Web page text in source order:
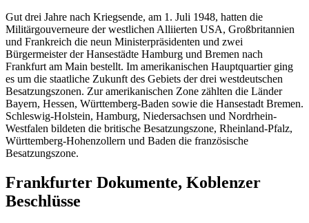
Gut drei Jahre nach Kriegsende, am 1. Juli 1948, hatten die
Militärgouverneure der westlichen Alliierten USA, Großbritannien
und Frankreich die neun Ministerpräsidenten und zwei
Bürgermeister der Hansestädte Hamburg und Bremen nach
Frankfurt am Main bestellt. Im amerikanischen Hauptquartier ging
es um die staatliche Zukunft des Gebiets der drei westdeutschen
Besatzungszonen. Zur amerikanischen Zone zählten die Länder
Bayern, Hessen, Württemberg-Baden sowie die Hansestadt Bremen.
Schleswig-Holstein, Hamburg, Niedersachsen und Nordrhein-
Westfalen bildeten die britische Besatzungszone, Rheinland-Pfalz,
Württemberg-Hohenzollern und Baden die französische
Besatzungszone.
Frankfurter Dokumente, Koblenzer
Beschlüsse